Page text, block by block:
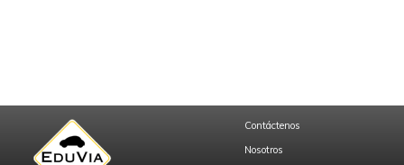
Contáctenos
Nosotros